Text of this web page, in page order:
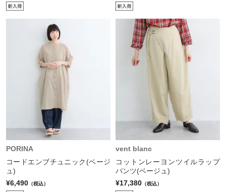
PORINA
コードエンブチュニック(ベージ
ュ)
¥6,490 （税込）
vent blanc
コットンレーヨンツイルラップ
パンツ(ベージュ)
¥17,380 （税込）